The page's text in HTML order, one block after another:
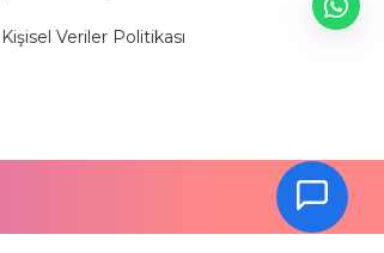
Kişisel Veriler Politikası